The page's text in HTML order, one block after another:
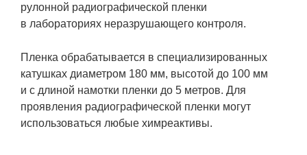
рулонной радиографической пленки
в лабораториях неразрушающего контроля.
Пленка обрабатывается в специализированных
катушках диаметром 180 мм, высотой до 100 мм
и с длиной намотки пленки до 5 метров. Для
проявления радиографической пленки могут
использоваться любые химреактивы.